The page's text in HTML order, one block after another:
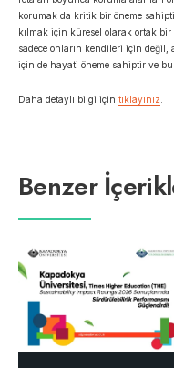
korumak da kritik bir öneme
kılmak için küresel olarak ortak bir
sadece onların kendileri için
için de hayati öneme sahiptir ve
Daha detaylı bilgi için tıklayınız
Benzer